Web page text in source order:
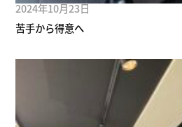
2024年10月23日
苦手から得意へ